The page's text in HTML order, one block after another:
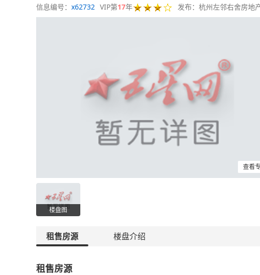
信息编号： x62732 VIP第17年 发布：杭州左邻右舍房地
查看
楼盘图
租售房源 楼盘介绍
租售房源